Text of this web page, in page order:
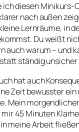
diesen Minikurs-
nach außen
Lernräume, in
Du weißt
auchwarum– und
ständig unsicher
hat auch
Zeit bewusster ein
Mein
45 Minuten
meine Arbeit